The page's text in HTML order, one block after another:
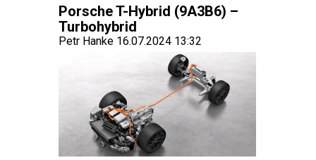
Porsche T-Hybrid (9A3B6) –
Turbohybrid
Petr Hanke 16.07.2024 13:32